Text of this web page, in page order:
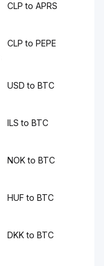
CLP to APRS
CLP to PEPE
USD to BTC
ILS to BTC
NOK to BTC
HUF to BTC
DKK to BTC